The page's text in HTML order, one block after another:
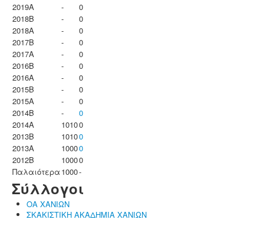
2019A
-
0
2018B
-
0
2018A
-
0
2017B
-
0
2017A
-
0
2016B
-
0
2016A
-
0
2015B
-
0
2015A
-
0
2014B
-
0
2014A
10100
2013B
10100
2013A
10000
2012B
10000
Παλαιότερα 1000-
Σύλλογοι
ΟΑ ΧΑΝΙΩΝ
ΣΚΑΚΙΣΤΙΚΗ ΑΚΑΔΗΜΙΑ ΧΑΝΙΩΝ